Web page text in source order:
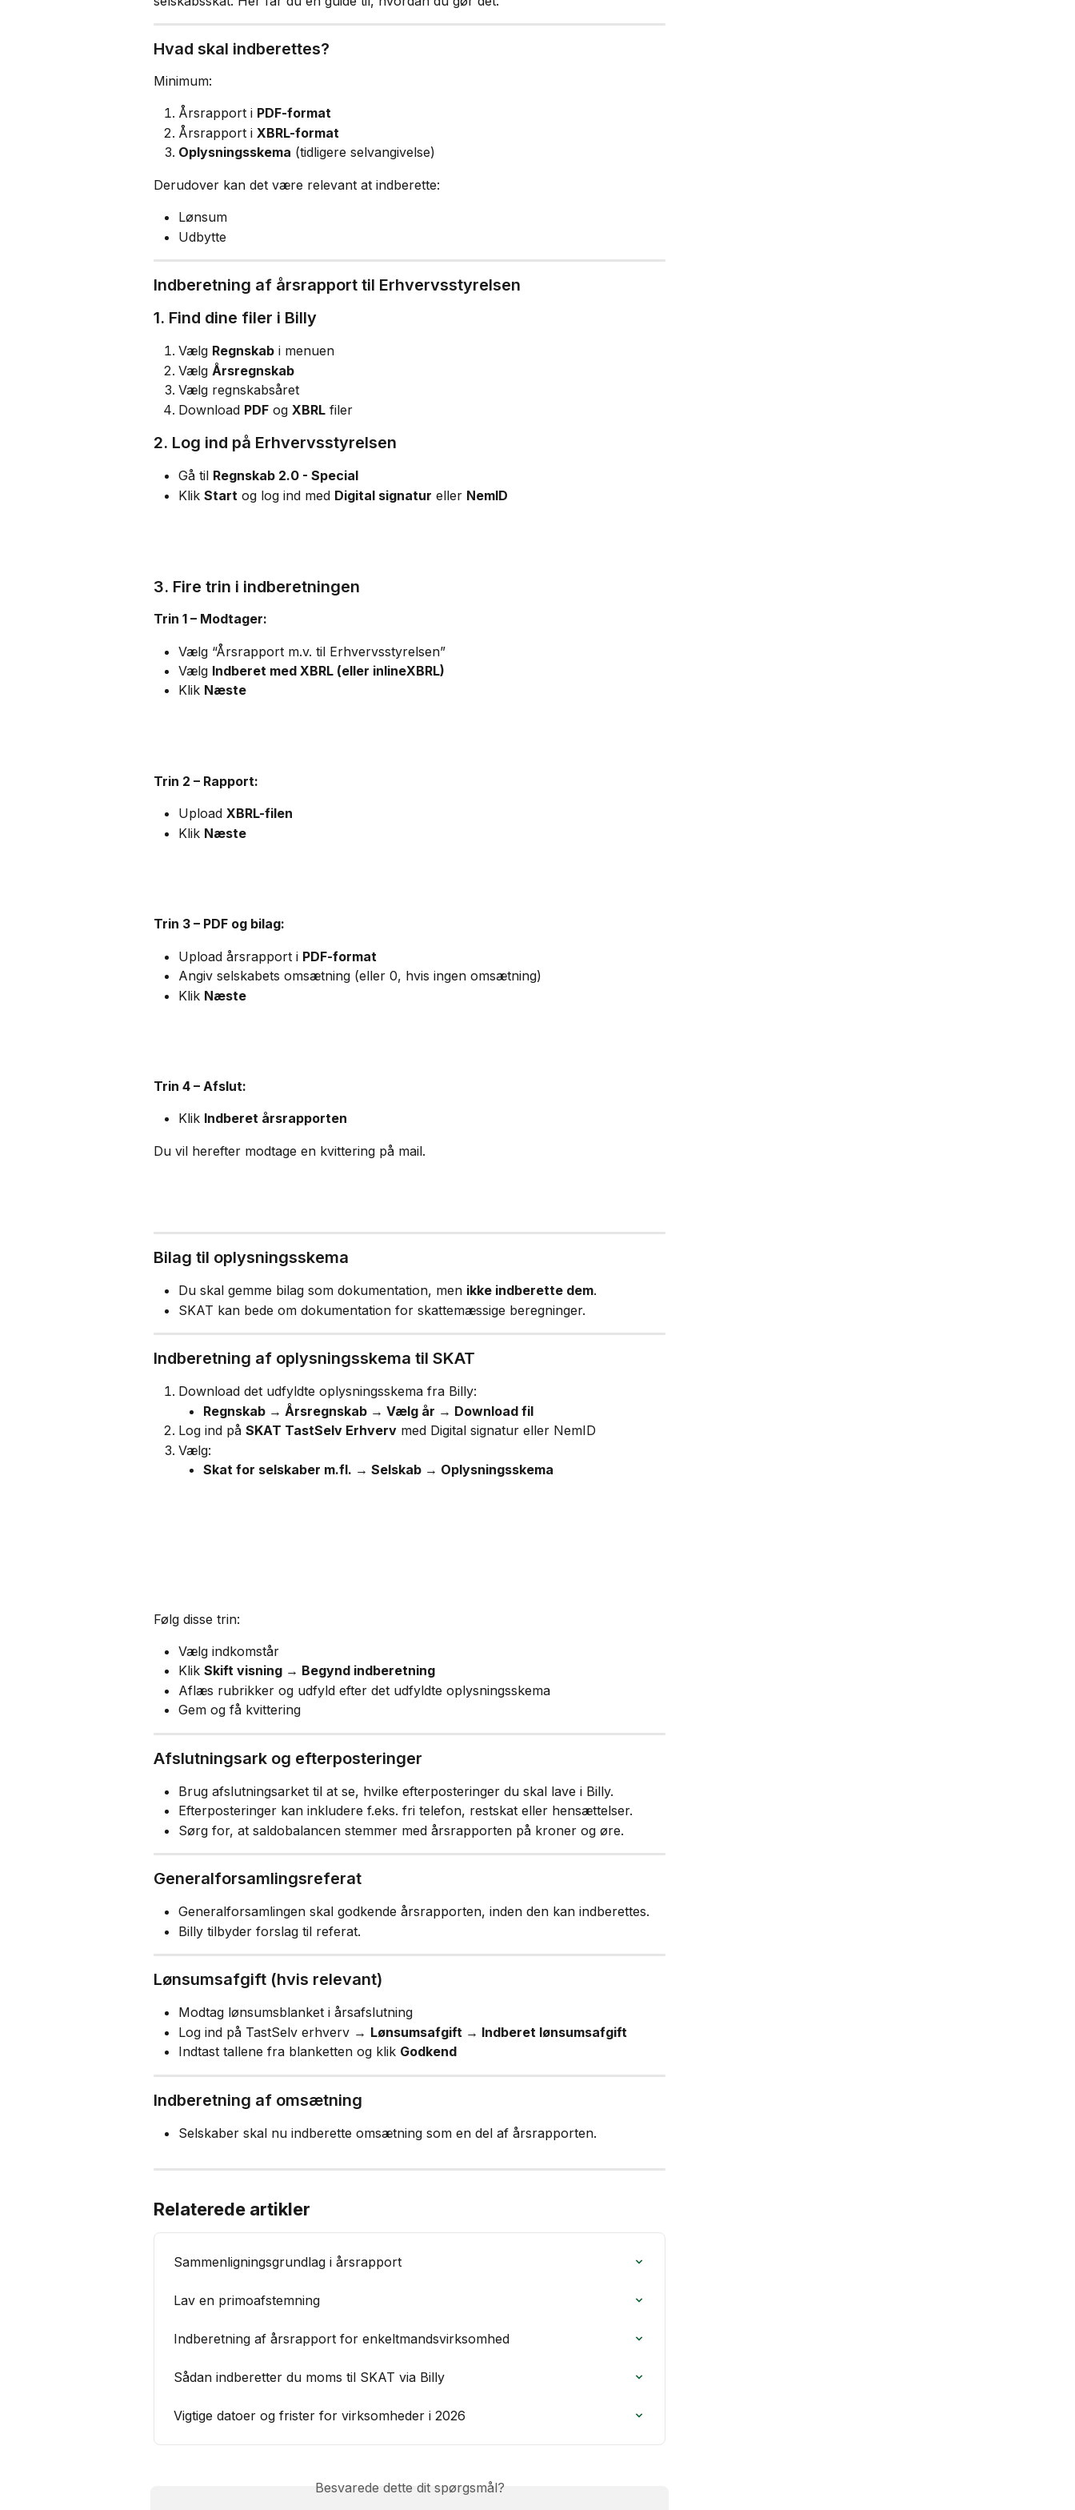
Hvad skal indberettes?
Minimum:
Årsrapport i PDF-format
Årsrapport i XBRL-format
Oplysningsskema (tidligere selvangivelse)
Derudover kan det være relevant at indberette:
Lønsum
Udbytte
Indberetning af årsrapport til Erhvervsstyrelsen
1. Find dine filer i Billy
Vælg Regnskab i menuen
Vælg Årsregnskab
Vælg regnskabsåret
Download PDF og XBRL filer
2. Log ind på Erhvervsstyrelsen
Gå til Regnskab 2.0 - Special
Klik Start og log ind med Digital signatur eller NemID
3. Fire trin i indberetningen
Trin 1 – Modtager:
Vælg “Årsrapport m.v. til Erhvervsstyrelsen”
Vælg Indberet med XBRL (eller inlineXBRL)
Klik Næste
Trin 2 – Rapport:
Upload XBRL-filen
Klik Næste
Trin 3 – PDF og bilag:
Upload årsrapport i PDF-format
Angiv selskabets omsætning (eller 0, hvis ingen omsætning)
Klik Næste
Trin 4 – Afslut:
Klik Indberet årsrapporten
Du vil herefter modtage en kvittering på mail.
Bilag til oplysningsskema
Du skal gemme bilag som dokumentation, men ikke indberette dem.
SKAT kan bede om dokumentation for skattemæssige beregninger.
Indberetning af oplysningsskema til SKAT
Download det udfyldte oplysningsskema fra Billy:
Regnskab → Årsregnskab → Vælg år → Download fil
Log ind på SKAT TastSelv Erhverv med Digital signatur eller NemID
Vælg:
Skat for selskaber m.fl. → Selskab → Oplysningsskema
Følg disse trin:
Vælg indkomstår
Klik Skift visning → Begynd indberetning
Aflæs rubrikker og udfyld efter det udfyldte oplysningsskema
Gem og få kvittering
Afslutningsark og efterposteringer
Brug afslutningsarket til at se, hvilke efterposteringer du skal lave i Billy.
Efterposteringer kan inkludere f.eks. fri telefon, restskat eller hensættelser.
Sørg for, at saldobalancen stemmer med årsrapporten på kroner og øre.
Generalforsamlingsreferat
Generalforsamlingen skal godkende årsrapporten, inden den kan indberettes.
Billy tilbyder forslag til referat.
Lønsumsafgift (hvis relevant)
Modtag lønsumsblanket i årsafslutning
Log ind på TastSelv erhverv → Lønsumsafgift → Indberet lønsumsafgift
Indtast tallene fra blanketten og klik Godkend
Indberetning af omsætning
Selskaber skal nu indberette omsætning som en del af årsrapporten.
Relaterede artikler
Sammenligningsgrundlag i årsrapport
Lav en primoafstemning
Indberetning af årsrapport for enkeltmandsvirksomhed
Sådan indberetter du moms til SKAT via Billy
Vigtige datoer og frister for virksomheder i 2026
Besvarede dette dit spørgsmål?